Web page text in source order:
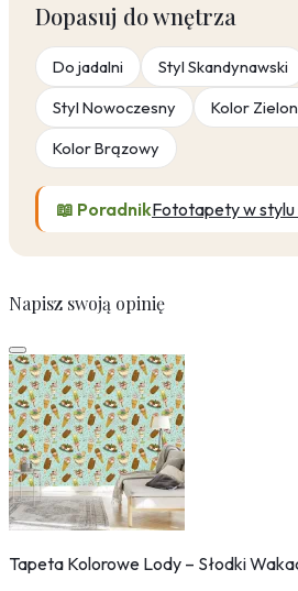
Dopasuj do wnętrza
Do jadalni Styl Skandynawski
Styl Nowoczesny
Kolor
Kolor Brązowy
📖 PoradnikFototapety w
Napisz swoją opinię
Tapeta Kolorowe Lody – Słodki